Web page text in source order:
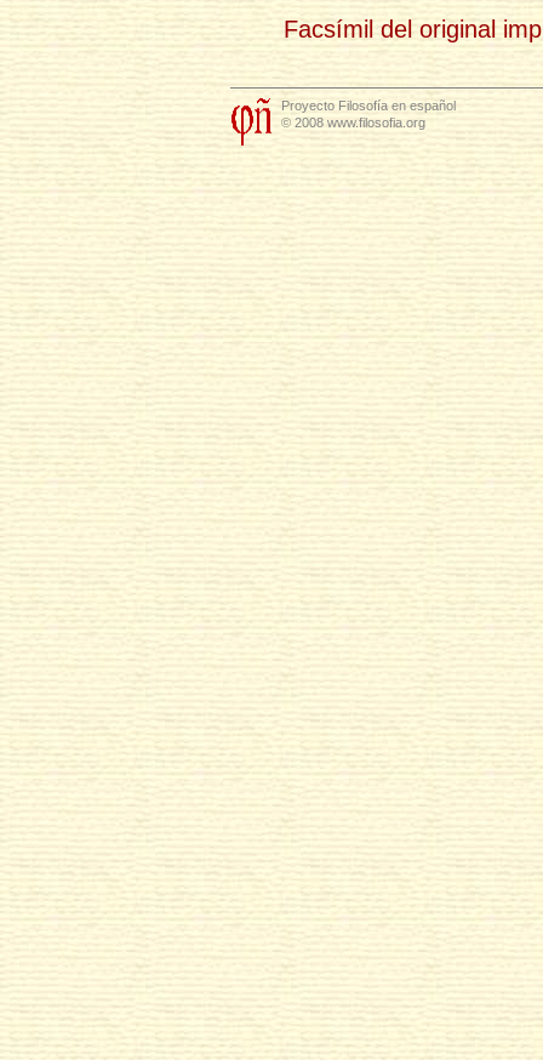
Facsímil del original
Proyecto Filosofía en español
© 2008 www.filosofia.org